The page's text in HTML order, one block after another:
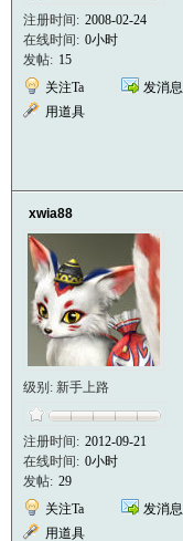
注册时间: 2008-02-24
在线时间: 0小时
发帖: 15
关注Ta
发消息
用道具
xwia88
级别: 新手上路
注册时间: 2012-09-21
在线时间: 0小时
发帖: 29
关注Ta
发消息
用道具